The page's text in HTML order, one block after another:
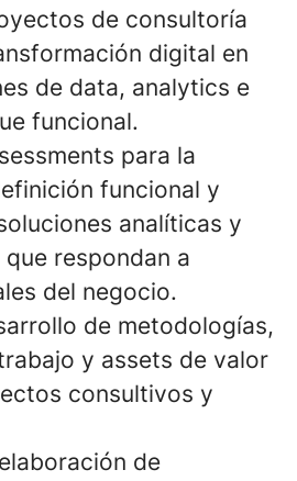
de consultoría
digital en
de data, analytics e
funcional.
para la
funcional y
analíticas y
respondan a
del negocio.
de metodologías,
y assets de valor
consultivos y
de